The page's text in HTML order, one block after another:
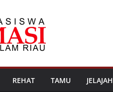
REHAT TAMU JELAJAH